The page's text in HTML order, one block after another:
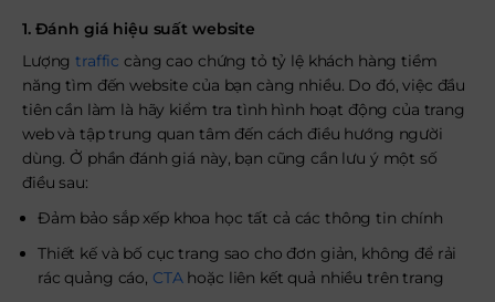
1. Đánh giá hiệu suất website
Lượngtraffic càng cao chứng tỏ tỷ lệ khách hàng tiềm
năng tìm đến website của bạn càng nhiều. Do đó, việc đầu
tiên cần làm là hãy kiểm tra tình hình hoạt động của trang
web và tập trung quan tâm đến cách điều hướng người
dùng. Ở phần đánh giá này, bạn cũng cần lưu ý một số
điều sau:
Đảm bảo sắp xếp khoa học tất cả các thông tin chính
Thiết kế và bố cục trang sao cho đơn giản, không để rải
rác quảng cáo, CTAhoặc liên kết quả nhiều trên trang